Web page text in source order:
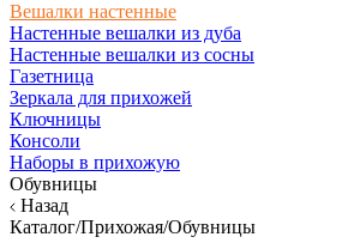
Вешалки настенные
Настенные вешалки из дуба
Настенные вешалки из сосны
Газетница
Зеркала для прихожей
Ключницы
Консоли
Наборы в прихожую
Обувницы
Назад
Каталог/Прихожая/Обувницы